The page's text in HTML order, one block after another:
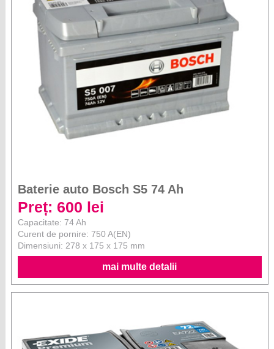
Baterie auto Bosch S5 74 Ah
Preț: 600 lei
Capacitate: 74 Ah
Curent de pornire: 750 A(EN)
Dimensiuni: 278 x 175 x 175 mm
mai multe detalii